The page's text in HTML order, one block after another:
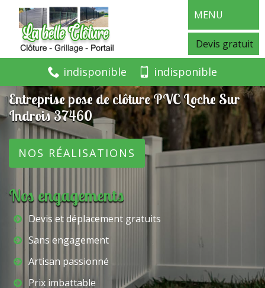
MENU
Devis gratuit
indisponible indisponible
Entreprise pose de clôture PVC Loche Sur
Indrois 37460
NOS RÉALISATIONS
Nos engagements
Devis et déplacement gratuits
Sans engagement
Artisan passionné
Prix imbattable